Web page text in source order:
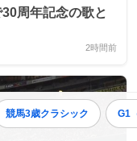
競馬3歳クラシック G1
周年記念の歌と
2時間前